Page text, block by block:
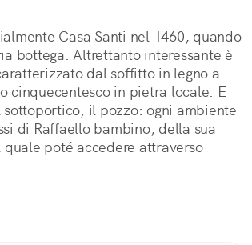
Casa Santi nel 1460, quando
bottega. Altrettanto interessante è
dal soffitto in legno a
cinquecentesco in pietra locale. E
il pozzo: ogni ambiente
di Raffaello bambino, della sua
poté accedere attraverso